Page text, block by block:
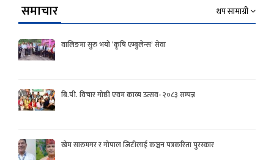
समाचार थप सामाग्री
वालिङमा सुरु भयो ‘कृषि एम्बुलेन्स’ सेवा
बि.पी. विचार गोष्ठी एवम काव्य उत्सव- २०८३ सम्पन्न
खेम सारुमगर र गोपाल जिटीलाई कञ्चन पत्रकरिता पुरस्कार